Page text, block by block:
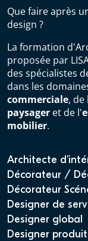
Que faire après
design ?
La formation
proposée par
des spécialistes
dans les
commerciale, de
paysager et de l'
mobilier.
Architecte
Décorateur /
Décorateur
Designer de
Designer global
Designer produit